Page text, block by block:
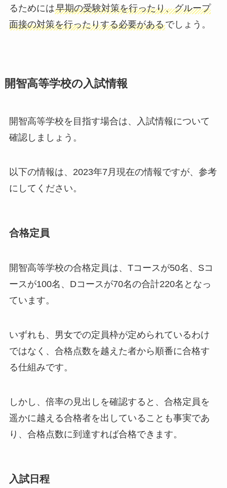
るためには早期の受験対策を行ったり、グループ
面接の対策を行ったりする必要があるでしょう。
開智高等学校の入試情報
開智高等学校を目指す場合は、入試情報について
確認しましょう。
以下の情報は、2023年7月現在の情報ですが、参考
にしてください。
合格定員
開智高等学校の合格定員は、Tコースが50名、Sコ
ースが100名、Dコースが70名の合計220名となっ
ています。
いずれも、男女での定員枠が定められているわけ
ではなく、合格点数を越えた者から順番に合格す
る仕組みです。
しかし、倍率の見出しを確認すると、合格定員を
遥かに越える合格者を出していることも事実であ
り、合格点数に到達すれば合格できます。
入試日程